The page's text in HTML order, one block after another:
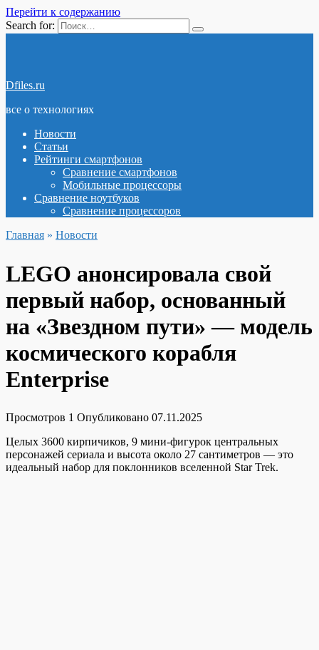
Перейти к содержанию
Search for:
Dfiles.ru
все о технологиях
Новости
Статьи
Рейтинги смартфонов
Сравнение смартфонов
Мобильные процессоры
Сравнение ноутбуков
Сравнение процессоров
Главная » Новости
LEGO анонсировала свой
первый набор, основанный
на «Звездном пути» — модель
космического корабля
Enterprise
Просмотров 1 Опубликовано 07.11.2025
Целых 3600 кирпичиков, 9 мини-фигурок центральных
персонажей сериала и высота около 27 сантиметров — это
идеальный набор для поклонников вселенной Star Trek.